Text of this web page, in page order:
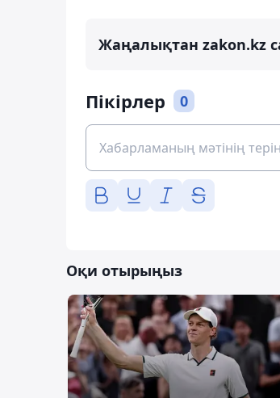
Жаңалықтан zakon.kz
Пікірлер 0
Оқи отырыңыз